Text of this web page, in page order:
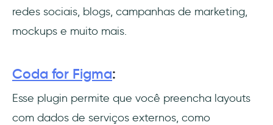
redes sociais, blogs, campanhas de marketing,
mockups e muito mais.
Coda for Figma:
Esse plugin permite que você preencha layouts
com dados de serviços externos, como